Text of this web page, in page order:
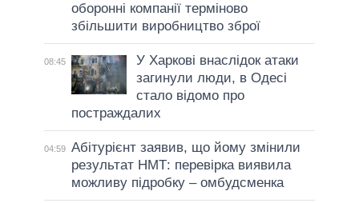
оборонні компанії терміново
збільшити виробництво зброї
08:45
У Харкові внаслідок атаки
загинули люди, в Одесі
стало відомо про
постраждалих
04:59 Абітурієнт заявив, що йому змінили
результат НМТ: перевірка виявила
можливу підробку – омбудсменка